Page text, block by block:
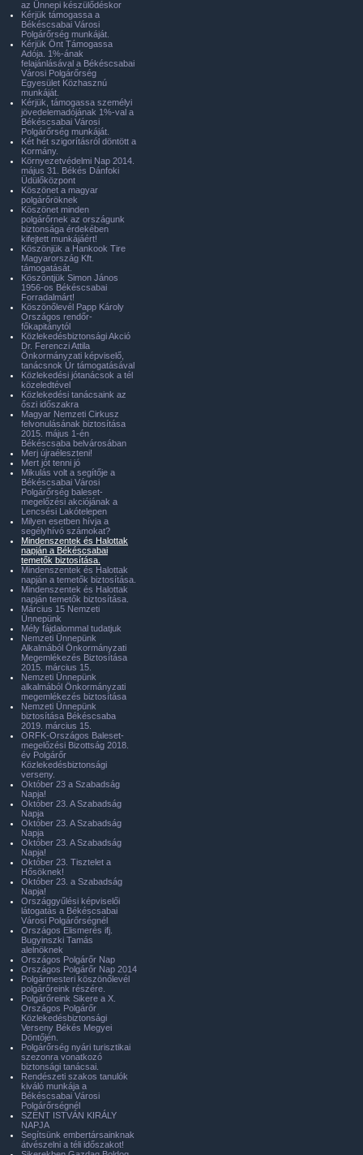
az Ünnepi készülődéskor
Kérjük támogassa a
Békéscsabai Városi
Polgárőrség munkáját.
Kérjük Önt Támogassa
Adója. 1%-ának
felajánlásával a Békéscsabai
Városi Polgárőrség
Egyesület Közhasznú
munkáját.
Kérjük, támogassa személyi
jövedelemadójának 1%-val a
Békéscsabai Városi
Polgárőrség munkáját.
Két hét szigorításról döntött a
Kormány.
Környezetvédelmi Nap 2014.
május 31. Békés Dánfoki
Üdülőközpont
Köszönet a magyar
polgárőröknek
Köszönet minden
polgárőrnek az országunk
biztonsága érdekében
kifejtett munkájáért!
Köszönjük a Hankook Tire
Magyarország Kft.
támogatását.
Köszöntjük Simon János
1956-os Békéscsabai
Forradalmárt!
Köszönőlevél Papp Károly
Országos rendőr-
főkapitánytól
Közlekedésbiztonsági Akció
Dr. Ferenczi Attila
Önkormányzati képviselő,
tanácsnok Úr támogatásával
Közlekedési jótanácsok a tél
közeledtével
Közlekedési tanácsaink az
őszi időszakra
Magyar Nemzeti Cirkusz
felvonulásának biztosítása
2015. május 1-én
Békéscsaba belvárosában
Merj újraéleszteni!
Mert jót tenni jó
Mikulás volt a segítője a
Békéscsabai Városi
Polgárőrség baleset-
megelőzési akciójának a
Lencsési Lakótelepen
Milyen esetben hívja a
segélyhívó számokat?
Mindenszentek és Halottak
napján a Békéscsabai
temetők biztosítása.
Mindenszentek és Halottak
napján a temetők biztosítása.
Mindenszentek és Halottak
napján temetők biztosítása.
Március 15 Nemzeti
Ünnepünk
Mély fájdalommal tudatjuk
Nemzeti Ünnepünk
Alkalmából Önkormányzati
Megemlékezés Biztosítása
2015. március 15.
Nemzeti Ünnepünk
alkalmából Önkormányzati
megemlékezés biztosítása
Nemzeti Ünnepünk
biztosítása Békéscsaba
2019. március 15.
ORFK-Országos Baleset-
megelőzési Bizottság 2018.
év Polgárőr
Közlekedésbiztonsági
verseny.
Október 23 a Szabadság
Napja!
Október 23. A Szabadság
Napja
Október 23. A Szabadság
Napja
Október 23. A Szabadság
Napja!
Október 23. Tisztelet a
Hősöknek!
Október 23. a Szabadság
Napja!
Országgyűlési képviselői
látogatás a Békéscsabai
Városi Polgárőrségnél
Országos Elismerés ifj.
Bugyinszki Tamás
alelnöknek
Országos Polgárőr Nap
Országos Polgárőr Nap 2014
Polgármesteri köszönőlevél
polgárőreink részére.
Polgárőreink Sikere a X.
Országos Polgárőr
Közlekedésbiztonsági
Verseny Békés Megyei
Döntőjén.
Polgárőrség nyári turisztikai
szezonra vonatkozó
biztonsági tanácsai.
Rendészeti szakos tanulók
kiváló munkája a
Békéscsabai Városi
Polgárőrségnél
SZENT ISTVÁN KIRÁLY
NAPJA
Segítsünk embertársainknak
átvészelni a téli időszakot!